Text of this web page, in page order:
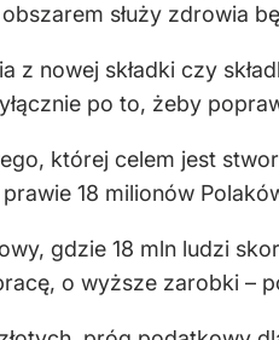
służy zdrowia
z nowej składki czy
po to, żeby
której celem jest
18 milionów
gdzie 18 mln ludzi
o wyższe zarobki –